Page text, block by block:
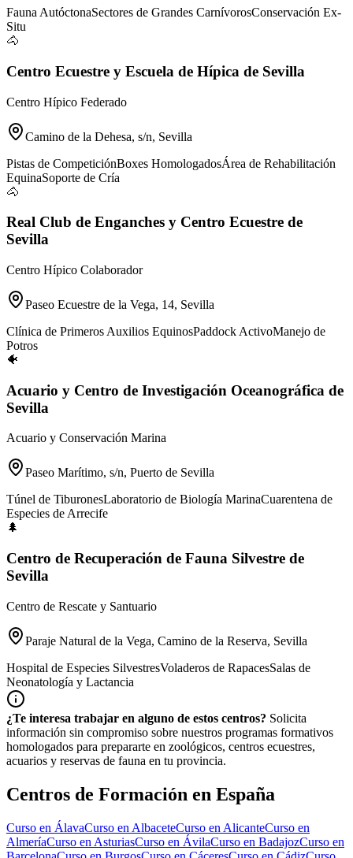
Fauna AutóctonaSectores de Grandes CarnívorosConservación Ex-
Situ
🐴
Centro Ecuestre y Escuela de Hípica de Sevilla
Centro Hípico Federado
Camino de la Dehesa, s/n, Sevilla
Pistas de CompeticiónBoxes HomologadosÁrea de Rehabilitación
EquinaSoporte de Cría
🐴
Real Club de Enganches y Centro Ecuestre de
Sevilla
Centro Hípico Colaborador
Paseo Ecuestre de la Vega, 14, Sevilla
Clínica de Primeros Auxilios EquinosPaddock ActivoManejo de
Potros
🐠
Acuario y Centro de Investigación Oceanográfica de
Sevilla
Acuario y Conservación Marina
Paseo Marítimo, s/n, Puerto de Sevilla
Túnel de TiburonesLaboratorio de Biología MarinaCuarentena de
Especies de Arrecife
🌲
Centro de Recuperación de Fauna Silvestre de
Sevilla
Centro de Rescate y Santuario
Paraje Natural de la Vega, Camino de la Reserva, Sevilla
Hospital de Especies SilvestresVoladeros de RapacesSalas de
Neonatología y Lactancia
¿Te interesa trabajar en alguno de estos centros? Solicita
información sin compromiso sobre nuestros programas formativos
homologados para prepararte en zoológicos, centros ecuestres,
acuarios y reservas de fauna en tu provincia.
Centros de Formación en España
Curso en ÁlavaCurso en AlbaceteCurso en AlicanteCurso en
AlmeríaCurso en AsturiasCurso en ÁvilaCurso en BadajozCurso en